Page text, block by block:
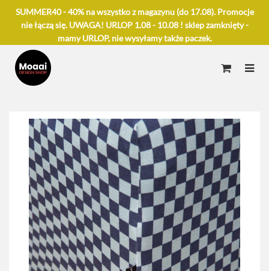
SUMMER40 - 40% na wszystko z magazynu (do 17.08). Promocje
nie łączą się. UWAGA! URLOP 1.08 - 10.08 ! sklep zamknięty -
mamy URLOP, nie wysyłamy także paczek.